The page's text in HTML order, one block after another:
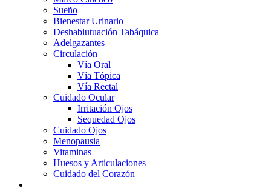
Sueño
Bienestar Urinario
Deshabiutuación Tabáquica
Adelgazantes
Circulación
Vía Oral
Vía Tópica
Vía Rectal
Cuidado Ocular
Irritación Ojos
Sequedad Ojos
Cuidado Ojos
Menopausia
Vitaminas
Huesos y Articulaciones
Cuidado del Corazón